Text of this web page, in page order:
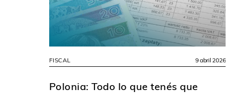
FISCAL 9 abril 2026
Polonia: Todo lo que tenés que